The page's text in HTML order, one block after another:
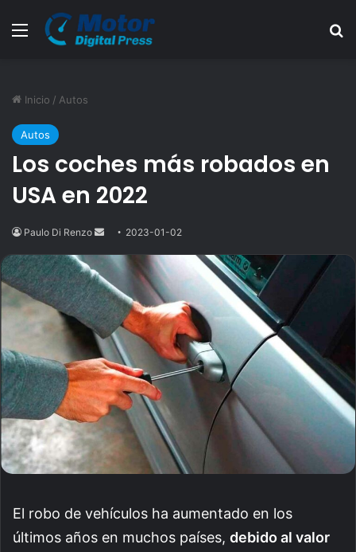
Menú
Inicio / Autos
Autos
Los coches más robados en
USA en 2022
Paulo Di Renzo
Send
email
2023-01-02
El robo de vehículos ha aumentado en los
últimos años en muchos países, debido al valor